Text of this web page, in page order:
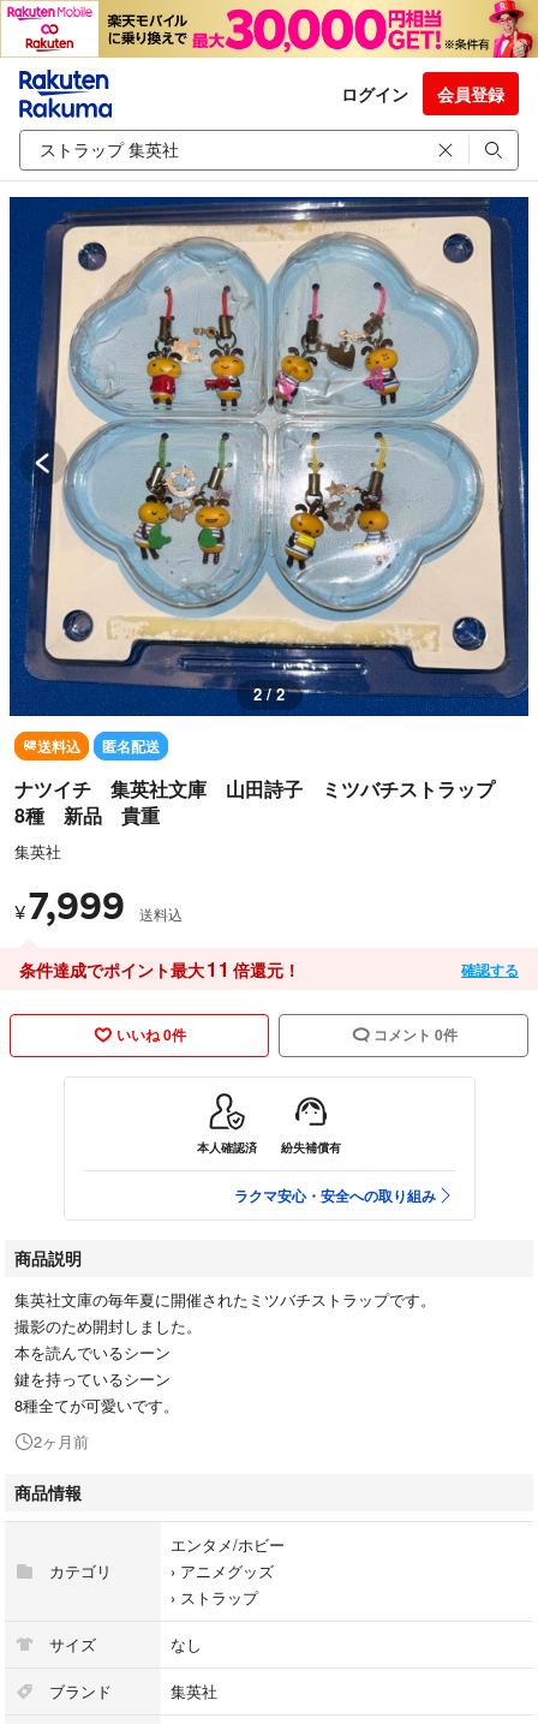
ログイン 会員登録
1 / 2
送料込 匿名配送
ナツイチ 集英社文庫 山田詩子 ミツバチストラップ
8種 新品 貴重
集英社
¥7,999 送料込
条件達成でポイント最大11 倍還元！ 確認する
いいね 0件 コメント 0件
本人確認済 紛失補償有
ラクマ安心・安全への取り組み
商品説明
集英社文庫の毎年夏に開催されたミツバチストラップです。
撮影のため開封しました。
本を読んでいるシーン
鍵を持っているシーン
8種全てが可愛いです。
2ヶ月前
商品情報
カテゴリ
エンタメ/ホビー
› アニメグッズ
› ストラップ
サイズ なし
ブランド 集英社